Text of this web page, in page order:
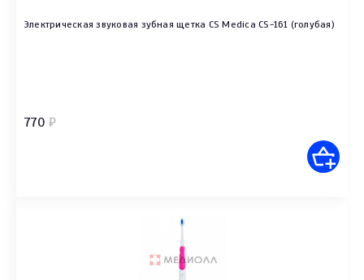
Электрическая звуковая зубная щетка CS Medica CS-161 (голубая)
770 ₽